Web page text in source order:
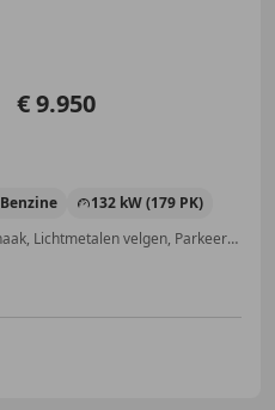
€ 9.950
Benzine
132 kW (179 PK)
Garantie, Navigatiesysteem, Trekhaak, Lichtmetalen velgen, Parkeerhulp met camera, Niet-rokers auto, Hoofd airbag, Lederen stuurwiel